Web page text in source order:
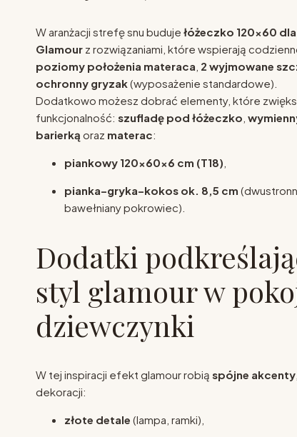
W aranżacji strefę snu buduje łóżeczko 120×60
Glamourz rozwiązaniami, które wspierają
poziomy położenia materaca 2 wyjmowane
ochronny gryzak(wyposażenie standardowe).
Dodatkowo możesz dobrać elementy, które
funkcjonalność: szufladę pod łóżeczko
barierką oraz materac:
piankowy 120×60×6 cm (T18)
pianka–gryka–kokos ok. 8,5 cm
bawełniany pokrowiec).
Dodatki
styl glamour w
dziewczynki
W tej inspiracji efekt glamour robią spójne akcenty
dekoracji:
złote detale (lampa, ramki),